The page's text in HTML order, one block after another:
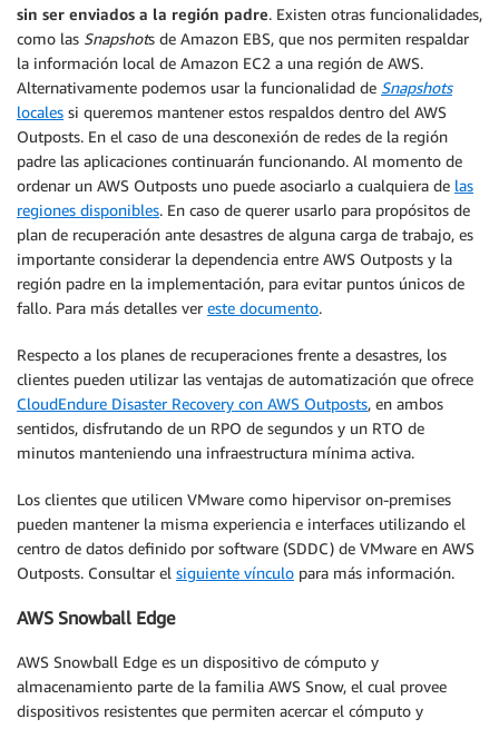
sin ser enviados a la región padre. Existen otras funcionalidades,
como las Snapshots de Amazon EBS, que nos permiten respaldar
la información local de Amazon EC2 a una región de AWS.
Alternativamente podemos usar la funcionalidad de Snapshots
locales si queremos mantener estos respaldos dentro del AWS
Outposts. En el caso de una desconexión de redes de la región
padre las aplicaciones continuarán funcionando. Al momento de
ordenar un AWS Outposts uno puede asociarlo a cualquiera de las
regiones disponibles. En caso de querer usarlo para propósitos de
plan de recuperación ante desastres de alguna carga de trabajo, es
importante considerar la dependencia entre AWS Outposts y la
región padre en la implementación, para evitar puntos únicos de
fallo. Para más detalles ver este documento.
Respecto a los planes de recuperaciones frente a desastres, los
clientes pueden utilizar las ventajas de automatización que ofrece
CloudEndure Disaster Recovery con AWS Outposts, en ambos
sentidos, disfrutando de un RPO de segundos y un RTO de
minutos manteniendo una infraestructura mínima activa.
Los clientes que utilicen VMware como hipervisor on-premises
pueden mantener la misma experiencia e interfaces utilizando el
centro de datos definido por software (SDDC) de VMware en AWS
Outposts. Consultar el siguiente vínculo para más información.
AWS Snowball Edge
AWS Snowball Edge es un dispositivo de cómputo y
almacenamiento parte de la familia AWS Snow, el cual provee
dispositivos resistentes que permiten acercar el cómputo y